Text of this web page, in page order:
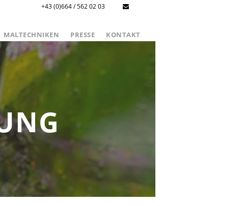
+43 (0)664 / 562 02 03
MALTECHNIKEN PRESSE KONTAKT